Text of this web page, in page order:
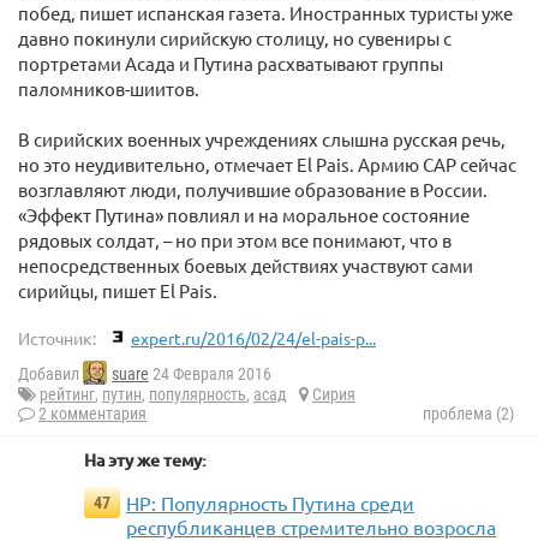
побед, пишет испанская газета. Иностранных туристы уже
давно покинули сирийскую столицу, но сувениры с
портретами Асада и Путина расхватывают группы
паломников-шиитов.
В сирийских военных учреждениях слышна русская речь,
но это неудивительно, отмечает El Pais. Армию САР сейчас
возглавляют люди, получившие образование в России.
«Эффект Путина» повлиял и на моральное состояние
рядовых солдат, – но при этом все понимают, что в
непосредственных боевых действиях участвуют сами
сирийцы, пишет El Pais.
Источник: expert.ru/2016/02/24/el-pais-p...
Добавил suare 24 Февраля 2016
рейтинг, путин, популярность, асад
Сирия
2 комментария
проблема (2)
На эту же тему:
47
HP: Популярность Путина среди
республиканцев стремительно возросла